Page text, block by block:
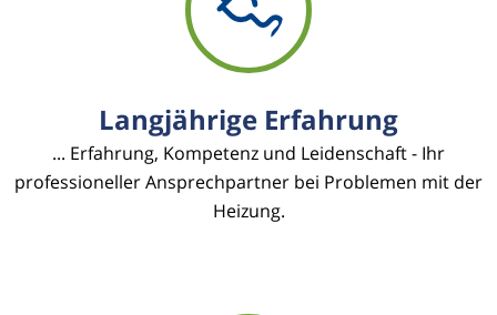
Langjährige Erfahrung
... Erfahrung, Kompetenz und Leidenschaft - Ihr
professioneller Ansprechpartner bei Problemen mit der
Heizung.